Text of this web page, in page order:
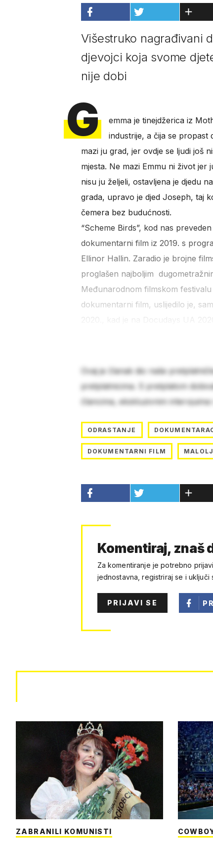
Višestruko nagrađivani
djevojci koja svome
nije dobi
G
emma je tinejdžerica iz
industrije, a čija se propast
mazi ju grad, jer ovdje se ljudi još
mjesta. Ne mazi Emmu ni život jer
nisu ju željeli, ostavljena je djedu
grada, upravo je djed Joseph, taj
čemera bez budućnosti.
“Scheme Birds”, kod nas
dokumentarni film iz 2019. s
Ellinor Hallin. Zaradio je brojne
proglašen najboljim
Međunarodnom filmskom
dokumentarni film, uslijedilo je,
Ovaj je članak dio naše
pretplatnicima. S pretplatom
člancima, ekskluzivnim
ODRASTANJE
DOKUMENTARNI FILM
Komentiraj, znaš
Za komentiranje je potrebno
jednostavna, registriraj se i uključi
PRIJAVI SE
ZABRANILI KOMUNISTI